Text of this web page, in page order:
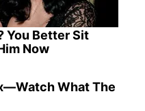
You Better Sit
Now
What The